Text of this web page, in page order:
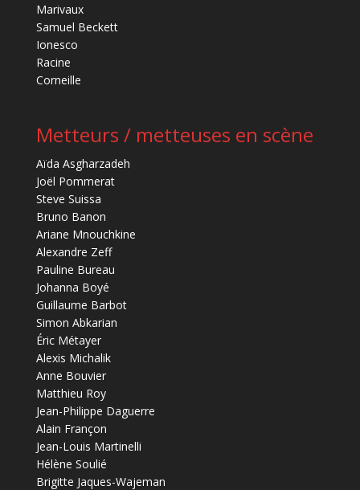
Marivaux
Samuel Beckett
Ionesco
Racine
Corneille
Metteurs / metteuses en scène
Aïda Asgharzadeh
Joël Pommerat
Steve Suissa
Bruno Banon
Ariane Mnouchkine
Alexandre Zeff
Pauline Bureau
Johanna Boyé
Guillaume Barbot
Simon Abkarian
Éric Métayer
Alexis Michalik
Anne Bouvier
Matthieu Roy
Jean-Philippe Daguerre
Alain Françon
Jean-Louis Martinelli
Hélène Soulié
Brigitte Jaques-Wajeman